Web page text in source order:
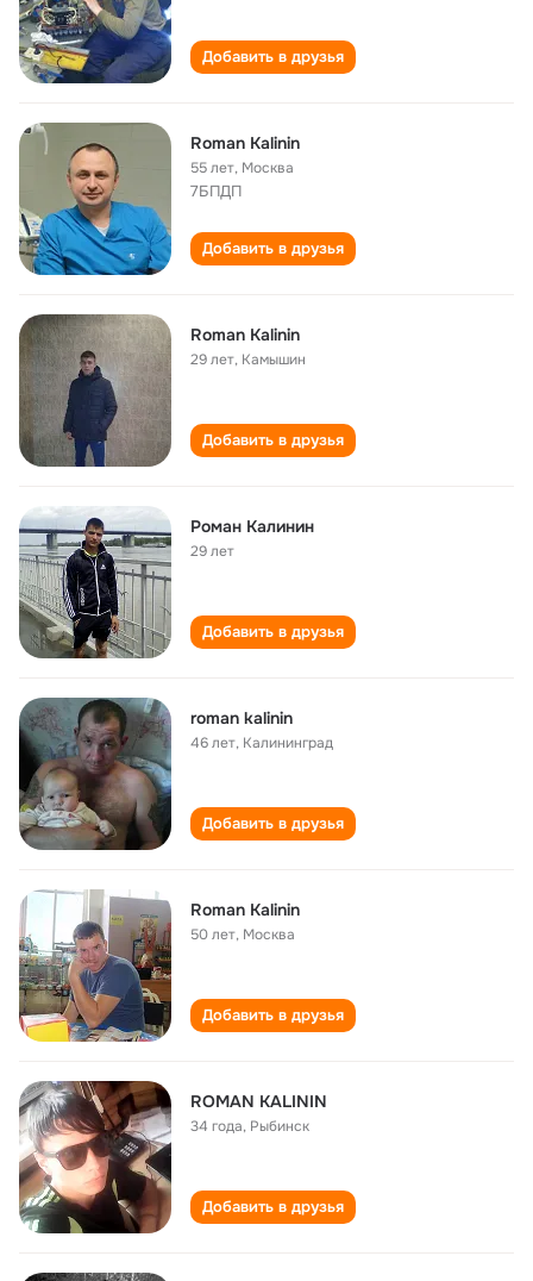
Добавить в друзья
Roman Kalinin
55 лет, Москва
7БПДП
Добавить в друзья
Roman Kalinin
29 лет, Камышин
Добавить в друзья
Роман Калинин
29 лет
Добавить в друзья
roman kalinin
46 лет, Калининград
Добавить в друзья
Roman Kalinin
50 лет, Москва
Добавить в друзья
ROMAN KALININ
34 года, Рыбинск
Добавить в друзья